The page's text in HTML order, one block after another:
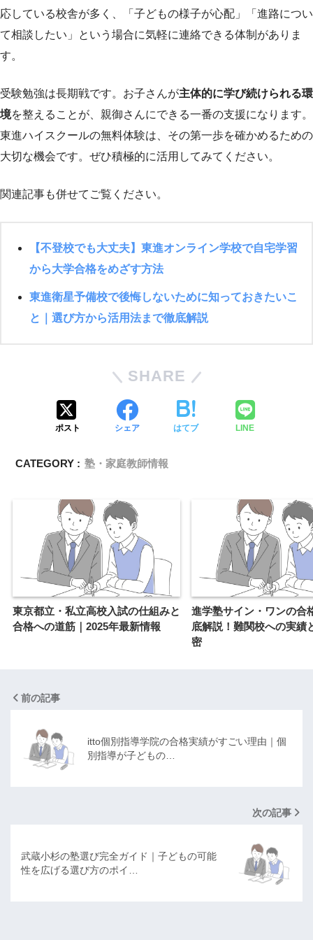
応している校舎が多く、「子どもの様子が心配」「進路につい
て相談したい」という場合に気軽に連絡できる体制がありま
す。
受験勉強は長期戦です。お子さんが主体的に学び続けられる環
境を整えることが、親御さんにできる一番の支援になります。
東進ハイスクールの無料体験は、その第一歩を確かめるための
大切な機会です。ぜひ積極的に活用してみてください。
関連記事も併せてご覧ください。
【不登校でも大丈夫】東進オンライン学校で自宅学習
から大学合格をめざす方法
東進衛星予備校で後悔しないために知っておきたいこ
と｜選び方から活用法まで徹底解説
SHARE
ポスト シェア はてブ LINE
CATEGORY : 塾・家庭教師情報
東京都立・私立高校入試の仕組みと
合格への道筋｜2025年最新情報
進学塾サイン・ワンの合
底解説！難関校への実績
密
前の記事
itto個別指導学院の合格実績がすごい理由｜個
別指導が子どもの…
次の記事
武蔵小杉の塾選び完全ガイド｜子どもの可能
性を広げる選び方のポイ…